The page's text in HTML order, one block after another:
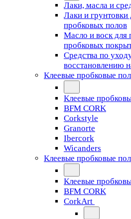
Лаки, масла и
Лаки и грунтовки
пробковых полов
Масло и воск для
пробковых
Средства по
восстановлению
Клеевые пробковые
Клеевые
BFM CORK
Corkstyle
Granorte
Ibercork
Wicanders
Клеевые пробковые
Клеевые
BFM CORK
CorkArt